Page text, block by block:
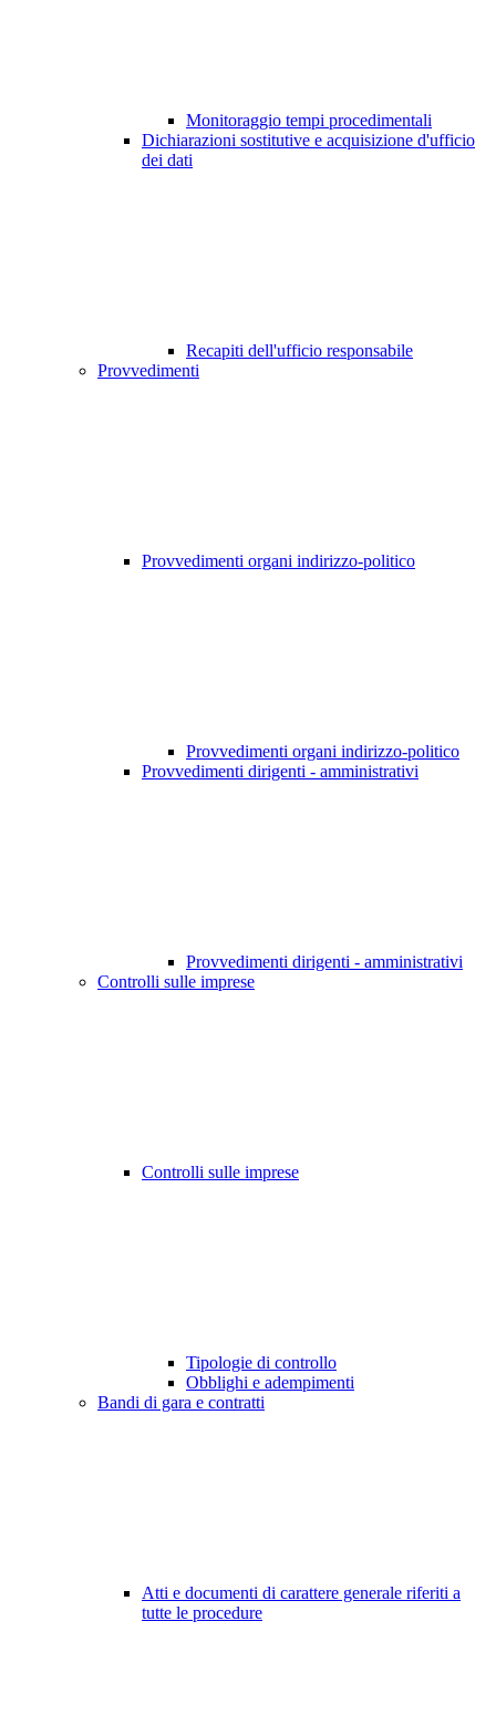
Monitoraggio tempi procedimentali
Dichiarazioni sostitutive e acquisizione d'ufficio
dei dati
Recapiti dell'ufficio responsabile
Provvedimenti
Provvedimenti organi indirizzo-politico
Provvedimenti organi indirizzo-politico
Provvedimenti dirigenti - amministrativi
Provvedimenti dirigenti - amministrativi
Controlli sulle imprese
Controlli sulle imprese
Tipologie di controllo
Obblighi e adempimenti
Bandi di gara e contratti
Atti e documenti di carattere generale riferiti a
tutte le procedure